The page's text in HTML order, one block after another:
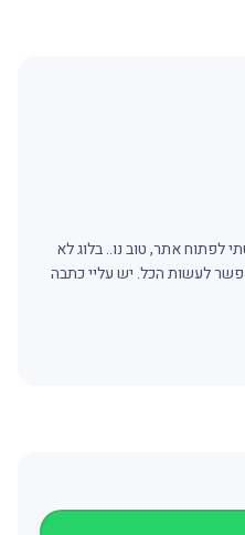
לפתוח אתר, טוב נו.. בלוג לא
לעשות הכל. יש עליי כתבה